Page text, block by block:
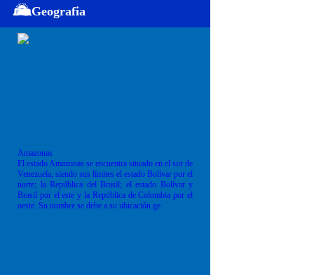
Geografia
Amazonas
El estado Amazonas se encuentra situado en el sur de
Venezuela, siendo sus límites el estado Bolívar por el
norte; la República del Brasil; el estado Bolívar y
Brasil por el este y la República de Colombia por el
oeste. Su nombre se debe a su ubicación ge